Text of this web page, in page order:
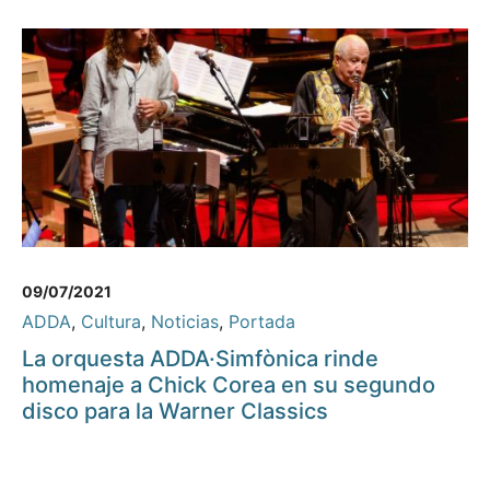
09/07/2021
ADDA, Cultura, Noticias, Portada
La orquesta ADDA·Simfònica rinde
homenaje a Chick Corea en su segundo
disco para la Warner Classics